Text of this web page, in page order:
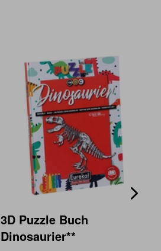
3D Puzzle Buch
Dinosaurier**